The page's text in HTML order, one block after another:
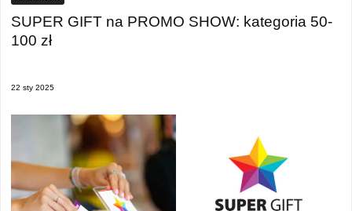
SUPER GIFT na PROMO SHOW: kategoria 50-
100 zł
22 sty 2025